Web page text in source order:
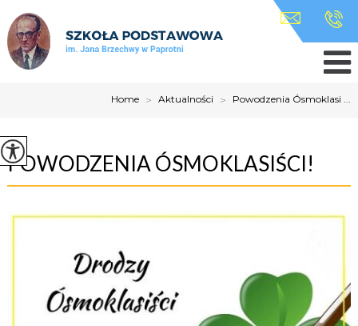
Home > Aktualności > Powodzenia Ósmoklasi ...
POWODZENIA ÓSMOKLASIŚCI!